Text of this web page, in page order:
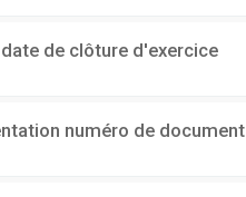
de clôture d'exercice
numéro de document